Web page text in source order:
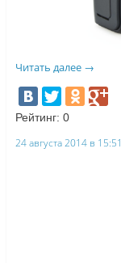
Читать далее →
Рейтинг: 0
24 августа 2014 в 15:51